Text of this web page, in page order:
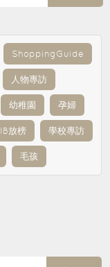
ShoppingGuide
人物專訪
幼稚園 孕婦
IB放榜 學校專訪
毛孩